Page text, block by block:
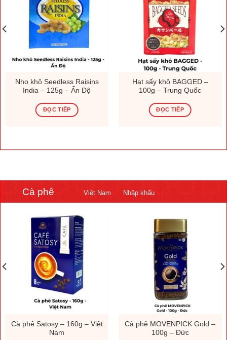
Nho khô Seedless Raisins
India – 125g – Ấn Độ
ĐỌC TIẾP
Hạt sấy khô BAGGED –
100g – Trung Quốc
ĐỌC TIẾP
Cà phê Việt Nam Nhập khẩu
Cà phê Satosy – 160g – Việt
Nam
Cà phê MOVENPICK Gold –
100g – Đức